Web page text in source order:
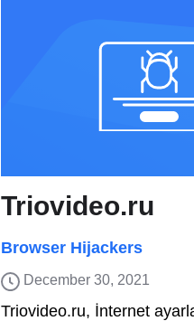
Triovideo.ru
Browser Hijackers
December 30, 2021
Triovideo.ru, İnternet